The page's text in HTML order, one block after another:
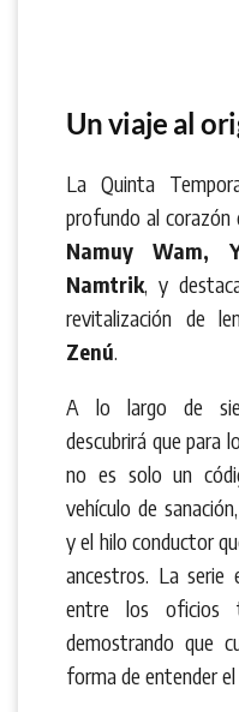
Un viaje al
La Quinta
profundo al corazón
Namuy Wam,
Namtrik, y
revitalización de
Zenú.
A lo largo de
descubrirá que para
no es solo un
vehículo de
y el hilo conductor
ancestros. La serie
entre los oficios
demostrando que
forma de entender el